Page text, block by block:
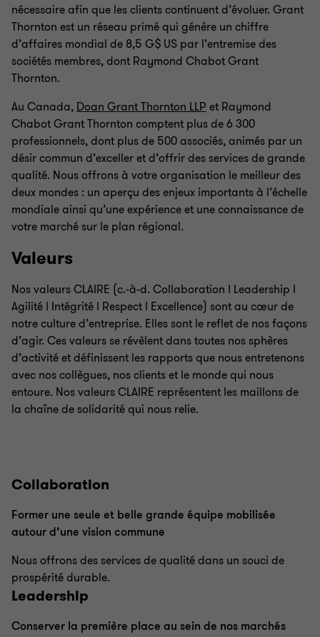
nécessaire afin que les clients continuent d’évoluer. Grant
Thornton est un réseau primé qui génère un chiffre
d’affaires mondial de 8,5 G$ US par l’entremise des
sociétés membres, dont Raymond Chabot Grant
Thornton.
Au Canada, Doan Grant Thornton LLP et Raymond
Chabot Grant Thornton comptent plus de 6 300
professionnels, dont plus de 500 associés, animés par un
désir commun d’exceller et d’offrir des services de grande
qualité. Nous offrons à votre organisation le meilleur des
deux mondes : un aperçu des enjeux importants à l’échelle
mondiale ainsi qu’une expérience et une connaissance de
votre marché sur le plan régional.
Valeurs
Nos valeurs CLAIRE (c.-à-d. Collaboration ǀ Leadership ǀ
Agilité ǀ Intégrité ǀ Respect ǀ Excellence) sont au cœur de
notre culture d’entreprise. Elles sont le reflet de nos façons
d’agir. Ces valeurs se révèlent dans toutes nos sphères
d’activité et définissent les rapports que nous entretenons
avec nos collègues, nos clients et le monde qui nous
entoure. Nos valeurs CLAIRE représentent les maillons de
la chaîne de solidarité qui nous relie.
Collaboration
Former une seule et belle grande équipe mobilisée
autour d’une vision commune
Nous offrons des services de qualité dans un souci de
prospérité durable.
Leadership
Conserver la première place au sein de nos marchés